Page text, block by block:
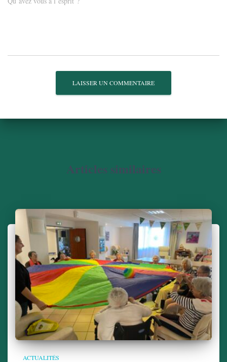
Articles similaires
ACTUALITÉS